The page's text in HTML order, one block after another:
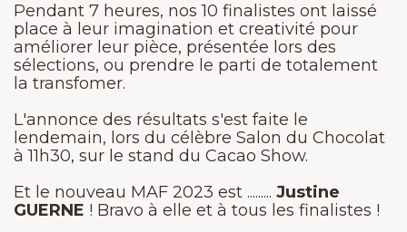
Pendant 7 heures, nos 10 finalistes ont laissé
place à leur imagination et creativité pour
améliorer leur pièce, présentée lors des
sélections, ou prendre le parti de totalement
la transfomer.
L'annonce des résultats s'est faite le
lendemain, lors du célèbre Salon du Chocolat
à 11h30, sur le stand du Cacao Show.
Et le nouveau MAF 2023 est ......... Justine
GUERNE ! Bravo à elle et à tous les finalistes !